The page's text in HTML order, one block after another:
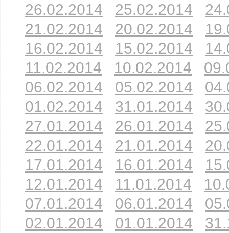
26.02.2014
25.02.2014
21.02.2014
20.02.2014
16.02.2014
15.02.2014
11.02.2014
10.02.2014
06.02.2014
05.02.2014
01.02.2014
31.01.2014
27.01.2014
26.01.2014
22.01.2014
21.01.2014
17.01.2014
16.01.2014
12.01.2014
11.01.2014
07.01.2014
06.01.2014
02.01.2014
01.01.2014